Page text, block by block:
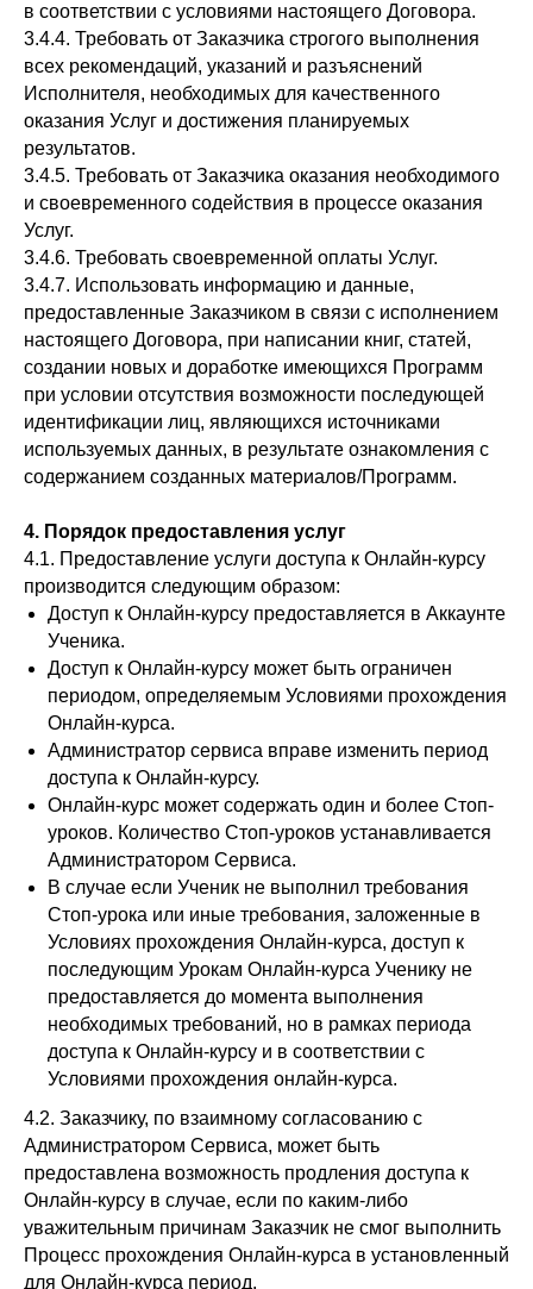
в соответствии с условиями настоящего Договора.
3.4.4. Требовать от Заказчика строгого выполнения
всех рекомендаций, указаний и разъяснений
Исполнителя, необходимых для качественного
оказания Услуг и достижения планируемых
результатов.
3.4.5. Требовать от Заказчика оказания необходимого
и своевременного содействия в процессе оказания
Услуг.
3.4.6. Требовать своевременной оплаты Услуг.
3.4.7. Использовать информацию и данные,
предоставленные Заказчиком в связи с исполнением
настоящего Договора, при написании книг, статей,
создании новых и доработке имеющихся Программ
при условии отсутствия возможности последующей
идентификации лиц, являющихся источниками
используемых данных, в результате ознакомления с
содержанием созданных материалов/Программ.
4. Порядок предоставления услуг
4.1. Предоставление услуги доступа к Онлайн-курсу
производится следующим образом:
Доступ к Онлайн-курсу предоставляется в Аккаунте
Ученика.
Доступ к Онлайн-курсу может быть ограничен
периодом, определяемым Условиями прохождения
Онлайн-курса.
Администратор сервиса вправе изменить период
доступа к Онлайн-курсу.
Онлайн-курс может содержать один и более Стоп-
уроков. Количество Стоп-уроков устанавливается
Администратором Сервиса.
В случае если Ученик не выполнил требования
Стоп-урока или иные требования, заложенные в
Условиях прохождения Онлайн-курса, доступ к
последующим Урокам Онлайн-курса Ученику не
предоставляется до момента выполнения
необходимых требований, но в рамках периода
доступа к Онлайн-курсу и в соответствии с
Условиями прохождения онлайн-курса.
4.2. Заказчику, по взаимному согласованию с
Администратором Сервиса, может быть
предоставлена возможность продления доступа к
Онлайн-курсу в случае, если по каким-либо
уважительным причинам Заказчик не смог выполнить
Процесс прохождения Онлайн-курса в установленный
для Онлайн-курса период.